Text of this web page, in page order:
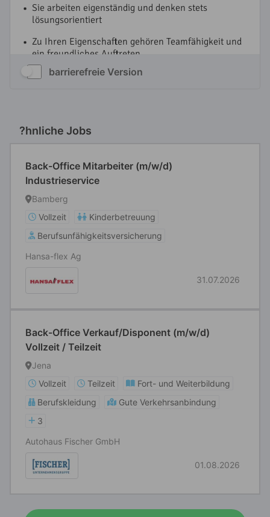
barrierefreie Version
?hnliche Jobs
Back-Office Mitarbeiter (m/w/d)
Industrieservice
Bamberg
Vollzeit
Kinderbetreuung
Berufsunfähigkeitsversicherung
Hansa-flex Ag
31.07.2026
Back-Office Verkauf/Disponent (m/w/d)
Vollzeit / Teilzeit
Jena
Vollzeit
Teilzeit
Fort- und Weiterbildung
Berufskleidung
Gute Verkehrsanbindung
3
Autohaus Fischer GmbH
01.08.2026